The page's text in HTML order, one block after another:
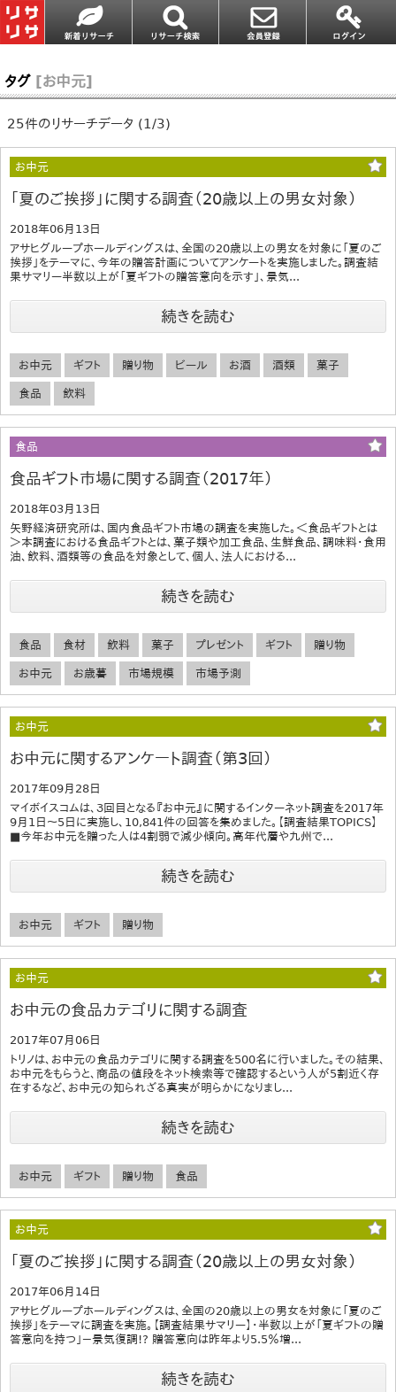
タグ [お中元]
25件のリサーチデータ (1/3)
お中元
「夏のご挨拶」に関する調査（20歳以上の男女対象）
2018年06月13日
アサヒグループホールディングスは、全国の20歳以上の男女を対象に「夏のご
挨拶」をテーマに、今年の贈答計画についてアンケートを実施しました。調査結
果サマリー半数以上が「夏ギフトの贈答意向を示す」、景気...
続きを読む
お中元 ギフト 贈り物 ビール お酒 酒類 菓子
食品 飲料
食品
食品ギフト市場に関する調査（2017年）
2018年03月13日
矢野経済研究所は、国内食品ギフト市場の調査を実施した。＜食品ギフトとは
＞本調査における食品ギフトとは、菓子類や加工食品、生鮮食品、調味料・食用
油、飲料、酒類等の食品を対象として、個人、法人における...
続きを読む
食品 食材 飲料 菓子 プレゼント ギフト 贈り物
お中元 お歳暮 市場規模 市場予測
お中元
お中元に関するアンケート調査（第3回）
2017年09月28日
マイボイスコムは、３回目となる『お中元』に関するインターネット調査を2017年
9月1日～5日に実施し、10,841件の回答を集めました。【調査結果TOPICS】
■今年お中元を贈った人は4割弱で減少傾向。高年代層や九州で...
続きを読む
お中元 ギフト 贈り物
お中元
お中元の食品カテゴリに関する調査
2017年07月06日
トリノは、お中元の食品カテゴリに関する調査を500名に行いました。その結果、
お中元をもらうと、商品の値段をネット検索等で確認するという人が5割近く存
在するなど、お中元の知られざる真実が明らかになりまし...
続きを読む
お中元 ギフト 贈り物 食品
お中元
「夏のご挨拶」に関する調査（20歳以上の男女対象）
2017年06月14日
アサヒグループホールディングスは、全国の20歳以上の男女を対象に「夏のご
挨拶」をテーマに調査を実施。【調査結果サマリー】・半数以上が「夏ギフトの贈
答意向を持つ」－景気復調!? 贈答意向は昨年より5.5％増...
続きを読む